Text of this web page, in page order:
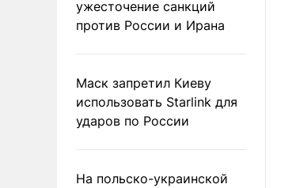
ужесточение санкций
против России и Ирана
Маск запретил Киеву
использовать Starlink для
ударов по России
На польско-украинской